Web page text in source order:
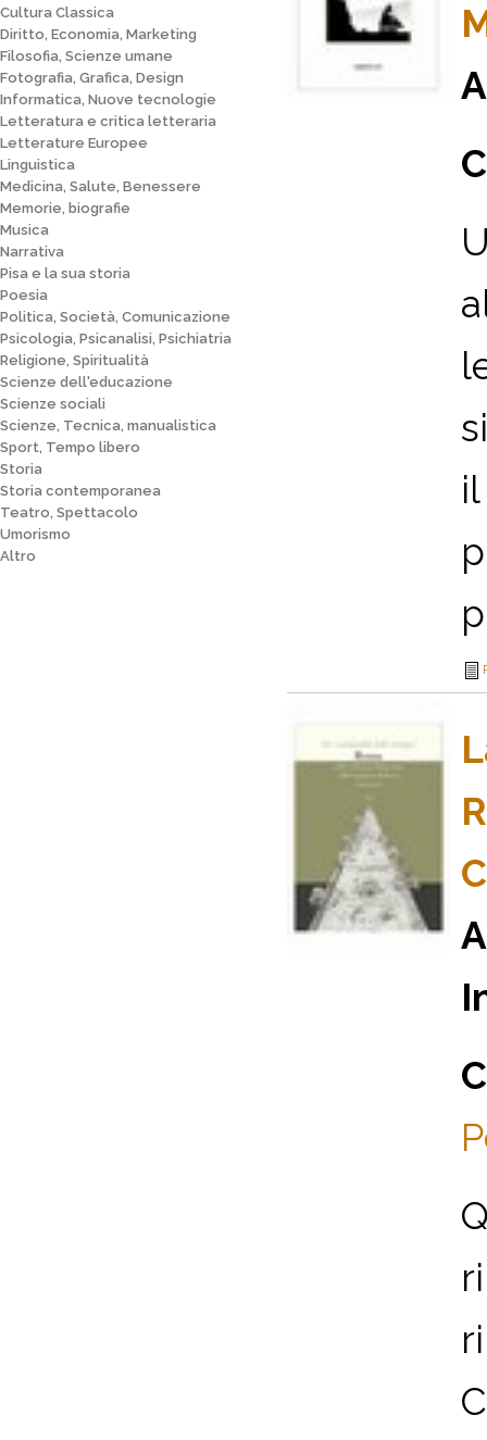
Cultura Classica
Diritto, Economia, Marketing
Filosofia, Scienze umane
Fotografia, Grafica, Design
Informatica, Nuove tecnologie
Letteratura e critica letteraria
Letterature Europee
Linguistica
Medicina, Salute, Benessere
Memorie, biografie
Musica
Narrativa
Pisa e la sua storia
Poesia
Politica, Società, Comunicazione
Psicologia, Psicanalisi, Psichiatria
Religione, Spiritualità
Scienze dell'educazione
Scienze sociali
Scienze, Tecnica, manualistica
Sport, Tempo libero
Storia
Storia contemporanea
Teatro, Spettacolo
Umorismo
Altro